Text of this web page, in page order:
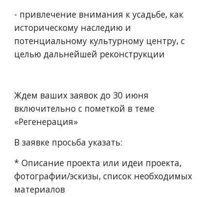
- привлечение внимания к усадьбе, как
историческому наследию и
потенциальному культурному центру, с
целью дальнейшей реконструкции
Ждем ваших заявок до 30 июня
включительно с пометкой в теме
«Регенерация»
В заявке просьба указать:
* Описание проекта или идеи проекта,
фотографии/эскизы, список необходимых
материалов